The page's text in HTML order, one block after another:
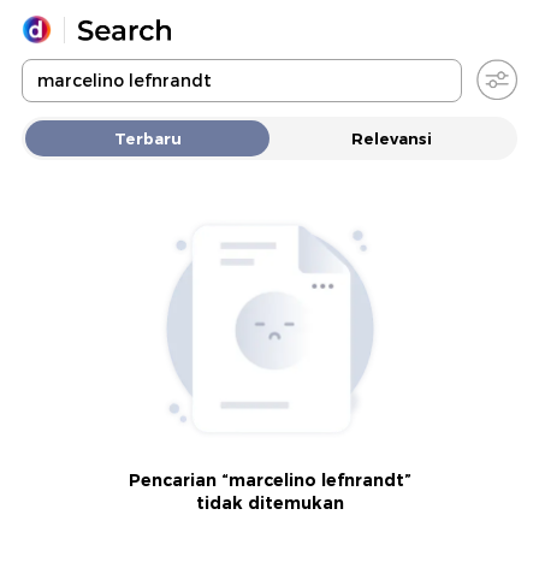
Yang sedang ramai dicari
Loading...
Terakhir yang dicari
Terbaru Relevansi
Pencarian “marcelino lefnrandt”
tidak ditemukan